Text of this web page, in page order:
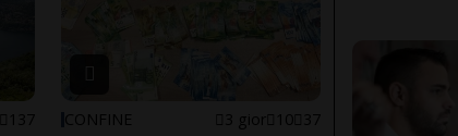
137 CONFINE 3 gior 10 37